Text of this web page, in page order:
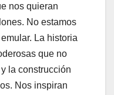
nos quieran
No estamos
La historia
que no
la construcción
Nos inspiran